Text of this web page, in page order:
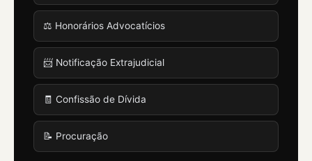
⚖️ Honorários Advocatícios
📨 Notificação Extrajudicial
🧾 Confissão de Dívida
📝 Procuração